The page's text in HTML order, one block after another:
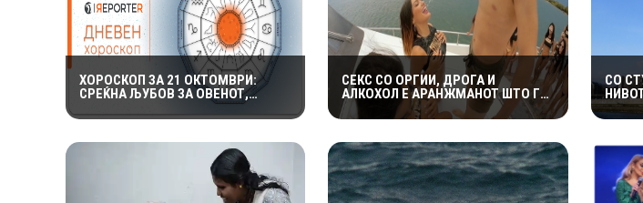
ХОРОСКОП ЗА 21 ОКТОМВРИ:
СРЕЌНА ЉУБОВ ЗА ОВЕНОТ,
ВОДОЛИИТЕ ГИ ОЧЕКУВААТ
ИНТЕРЕСНИ НАСТАНИ
СЕКС СО ОРГИИ, ДРОГА И
АЛКОХОЛ Е АРАНЖМАНОТ ШТО ГО
НУДИ КОЛУМБИСКИ ОСТРОВ
СО
МРТВ